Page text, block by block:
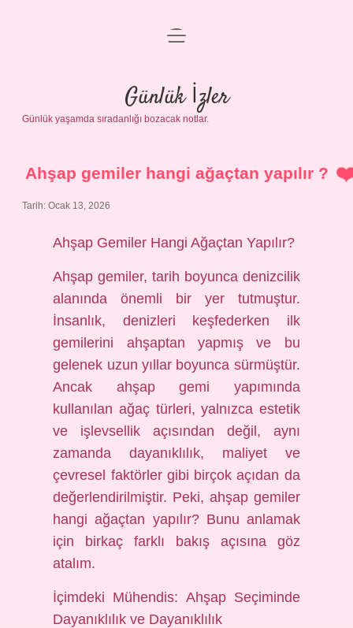
Anasayfa
Gizlilik Politikası
Yasal Uyarı
menüyü
Günlük İzler
Günlük yaşamda sıradanlığı bozacak notlar.
Ahşap gemiler hangi ağaçtan yapılır ?
Tarih: Ocak 13, 2026
Ahşap Gemiler Hangi Ağaçtan Yapılır?
Ahşap gemiler, tarih boyunca denizcilik
alanında önemli bir yer tutmuştur.
İnsanlık, denizleri keşfederken ilk
gemilerini ahşaptan yapmış ve bu
gelenek uzun yıllar boyunca sürmüştür.
Ancak ahşap gemi yapımında
kullanılan ağaç türleri, yalnızca estetik
ve işlevsellik açısından değil, aynı
zamanda dayanıklılık, maliyet ve
çevresel faktörler gibi birçok açıdan da
değerlendirilmiştir. Peki, ahşap gemiler
hangi ağaçtan yapılır? Bunu anlamak
için birkaç farklı bakış açısına göz
atalım.
İçimdeki Mühendis: Ahşap Seçiminde
Dayanıklılık ve Dayanıklılık